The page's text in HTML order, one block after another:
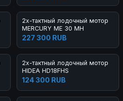
2х-тактный лодочный мотор
MERCURY ME 30 MH
227 300 RUB
2х-тактный лодочный мотор
HIDEA HD18FHS
124 300 RUB